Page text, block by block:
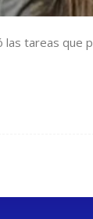
las tareas